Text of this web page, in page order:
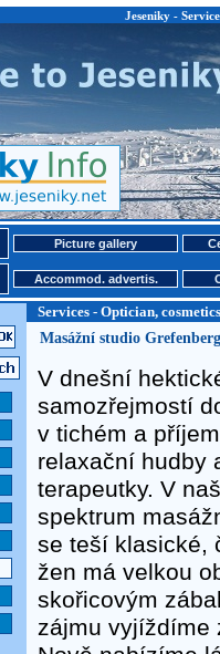
Jeseniky -
Picture gallery
Accommod. advertis.
Services - Optician,
Masážní studio
V dnešní
samozřejmostí
v tichém a
relaxační hudby
terapeutky. V
spektrum
se teší klasické,
žen má velkou
skořicovým
zájmu vyjíždíme